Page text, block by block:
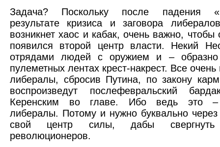
Задача? Поскольку после падения
результате кризиса и заговора
возникнет хаос и кабак, очень важно, чтобы
появился второй центр власти. Некий
отрядами людей с оружием и –
пулеметных лентах крест-накрест. Все
либералы, сбросив Путина, по закону
воспроизведут послефевральский
Керенским во главе. Ибо ведь это –
либералы. Потому и нужно буквально
свой центр силы, дабы свергнуть
революционеров.